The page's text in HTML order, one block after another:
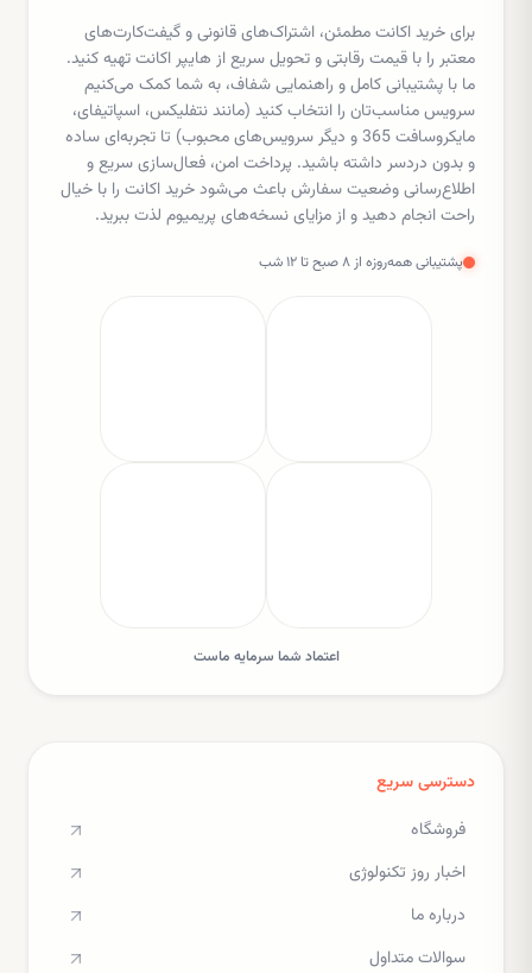
برای خرید اکانت مطمئن، اشتراک‌های قانونی و گیفت‌کارت‌های
معتبر را با قیمت رقابتی و تحویل سریع از هایپر اکانت تهیه کنید.
ما با پشتیبانی کامل و راهنمایی شفاف، به شما کمک می‌کنیم
سرویس مناسب‌تان را انتخاب کنید (مانند نتفلیکس، اسپاتیفای،
مایکروسافت 365 و دیگر سرویس‌های محبوب) تا تجربه‌ای ساده
و بدون دردسر داشته باشید. پرداخت امن، فعال‌سازی سریع و
اطلاع‌رسانی وضعیت سفارش باعث می‌شود خرید اکانت را با خیال
راحت انجام دهید و از مزایای نسخه‌های پریمیوم لذت ببرید.
پشتیبانی همه‌روزه از ۸ صبح تا ۱۲ شب
اعتماد شما سرمایه ماست
دسترسی سریع
فروشگاه
اخبار روز تکنولوژی
درباره ما
سوالات متداول